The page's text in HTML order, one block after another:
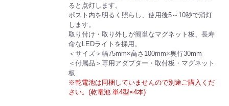
ると点灯します。
ポスト内を明るく照らし、使用後5～10秒で消灯
します。
取り付け・取り外しが簡単なマグネット板、長寿
命なLEDライトを採用。
＜サイズ＞幅75mm×高さ100mm×奥行30mm
＜付属品＞専用アダプター・取付板・マグネット
板
※乾電池は同梱していませんので別途ご購入くだ
さい。(乾電池:単4型×4本)